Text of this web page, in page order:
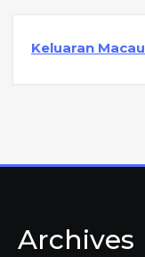
Keluaran Macau
Archives